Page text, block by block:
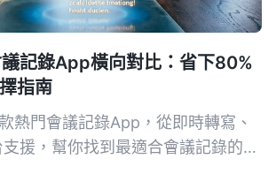
記錄App橫向對比：省下80%
指南
熱門會議記錄App，從即時轉寫、
援，幫你找到最適合會議記錄的工